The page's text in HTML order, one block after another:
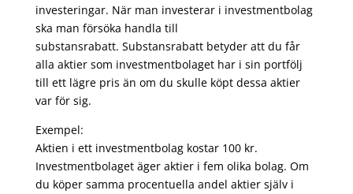
investeringar. När man investerar i investmentbolag
ska man försöka handla till
substansrabatt. Substansrabatt betyder att du får
alla aktier som investmentbolaget har i sin portfölj
till ett lägre pris än om du skulle köpt dessa aktier
var för sig.
Exempel:
Aktien i ett investmentbolag kostar 100 kr.
Investmentbolaget äger aktier i fem olika bolag. Om
du köper samma procentuella andel aktier själv i